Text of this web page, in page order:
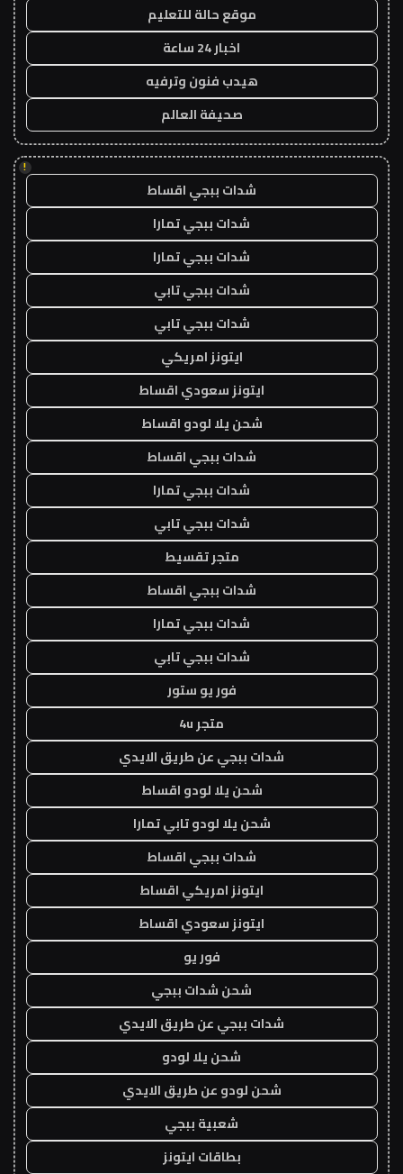
موقع حالة للتعليم
اخبار 24 ساعة
هيدب فنون وترفيه
صحيفة العالم
!
شدات ببجي اقساط
شدات ببجي تمارا
شدات ببجي تمارا
شدات ببجي تابي
شدات ببجي تابي
ايتونز امريكي
ايتونز سعودي اقساط
شحن يلا لودو اقساط
شدات ببجي اقساط
شدات ببجي تمارا
شدات ببجي تابي
متجر تقسيط
شدات ببجي اقساط
شدات ببجي تمارا
شدات ببجي تابي
فور يو ستور
متجر 4u
شدات ببجي عن طريق الايدي
شحن يلا لودو اقساط
شحن يلا لودو تابي تمارا
شدات ببجي اقساط
ايتونز امريكي اقساط
ايتونز سعودي اقساط
فور يو
شحن شدات ببجي
شدات ببجي عن طريق الايدي
شحن يلا لودو
شحن لودو عن طريق الايدي
شعبية ببجي
بطاقات ايتونز